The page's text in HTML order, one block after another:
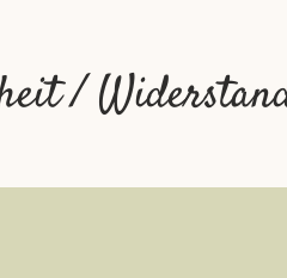
/